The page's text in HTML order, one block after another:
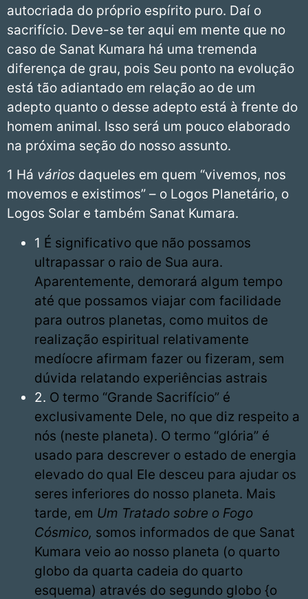
autocriada do próprio espírito puro. Daí o
sacrifício. Deve-se ter aqui em mente que no
caso de Sanat Kumara há uma tremenda
diferença de grau, pois Seu ponto na evolução
está tão adiantado em relação ao de um
adepto quanto o desse adepto está à frente do
homem animal. Isso será um pouco elaborado
na próxima seção do nosso assunto.
1 Há vários daqueles em quem “vivemos, nos
movemos e existimos” – o Logos Planetário, o
Logos Solar e também Sanat Kumara.
1 É significativo que não possamos
ultrapassar o raio de Sua aura.
Aparentemente, demorará algum tempo
até que possamos viajar com facilidade
para outros planetas, como muitos de
realização espiritual relativamente
medíocre afirmam fazer ou fizeram, sem
dúvida relatando experiências astrais
2. O termo “Grande Sacrifício” é
exclusivamente Dele, no que diz respeito a
nós (neste planeta). O termo “glória” é
usado para descrever o estado de energia
elevado do qual Ele desceu para ajudar os
seres inferiores do nosso planeta. Mais
tarde, em Um Tratado sobre o Fogo
Cósmico, somos informados de que Sanat
Kumara veio ao nosso planeta (o quarto
globo da quarta cadeia do quarto
esquema) através do segundo globo {o